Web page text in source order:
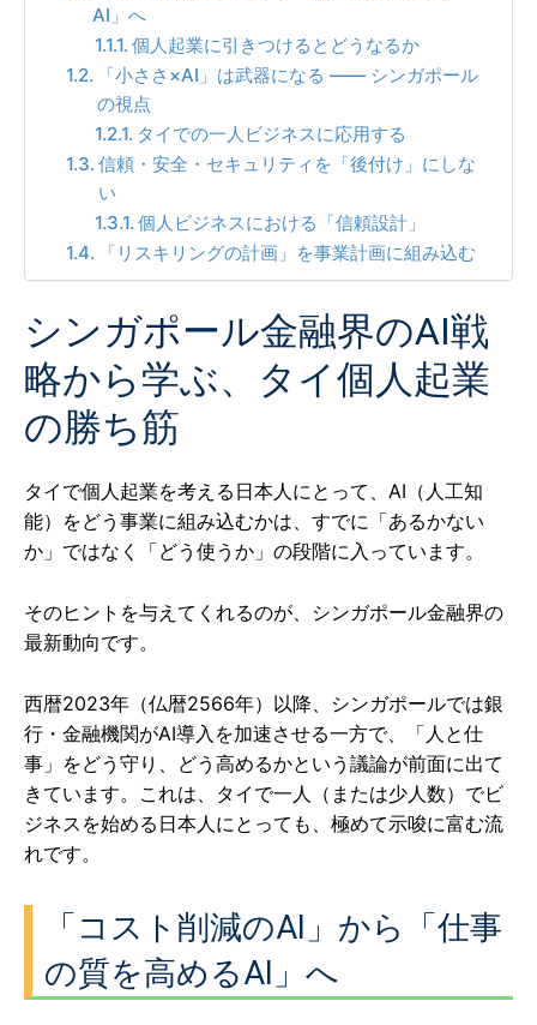
AI」へ
個人起業に引きつけるとどうなるか
「小ささ×AI」は武器になる —— シンガポール
の視点
タイでの一人ビジネスに応用する
信頼・安全・セキュリティを「後付け」にしな
い
個人ビジネスにおける「信頼設計」
「リスキリングの計画」を事業計画に組み込む
シンガポール金融界のAI戦
略から学ぶ、タイ個人起業
の勝ち筋
タイで個人起業を考える日本人にとって、AI（人工知
能）をどう事業に組み込むかは、すでに「あるかない
か」ではなく「どう使うか」の段階に入っています。
そのヒントを与えてくれるのが、シンガポール金融界の
最新動向です。
西暦2023年（仏暦2566年）以降、シンガポールでは銀
行・金融機関がAI導入を加速させる一方で、「人と仕
事」をどう守り、どう高めるかという議論が前面に出て
きています。これは、タイで一人（または少人数）でビ
ジネスを始める日本人にとっても、極めて示唆に富む流
れです。
「コスト削減のAI」から「仕事
の質を高めるAI」へ